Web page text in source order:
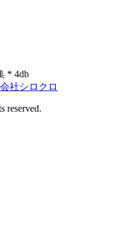
* 4db
社シロクロ
reserved.